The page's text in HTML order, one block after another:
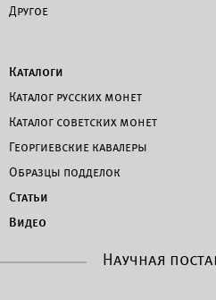
Другое
Каталоги
Каталог русских монет
Каталог советских монет
Георгиевские кавалеры
Образцы подделок
Статьи
Видео
Научная